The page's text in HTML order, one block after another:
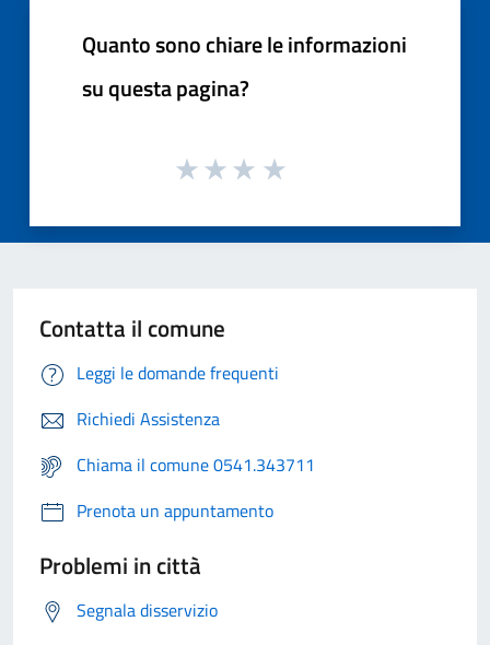
Quanto sono chiare le informazioni
su questa pagina?
Contatta il comune
Leggi le domande frequenti
Richiedi Assistenza
Chiama il comune 0541.343711
Prenota un appuntamento
Problemi in città
Segnala disservizio